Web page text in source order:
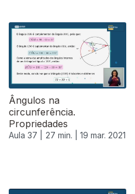
Ângulos na
circunferência.
Propriedades
Aula 37 | 27 min. | 19 mar. 2021